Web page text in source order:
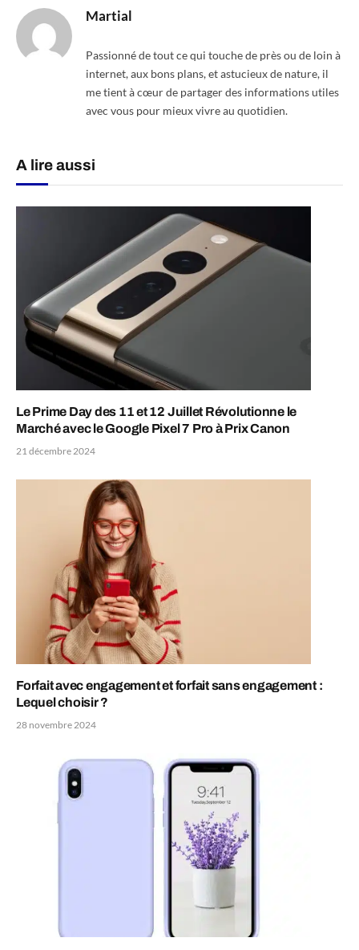
Martial
Passionné de tout ce qui touche de près ou de loin à
internet, aux bons plans, et astucieux de nature, il
me tient à cœur de partager des informations utiles
avec vous pour mieux vivre au quotidien.
A lire aussi
Le Prime Day des 11 et 12 Juillet Révolutionne le
Marché avec le Google Pixel 7 Pro à Prix Canon
21 décembre 2024
Forfait avec engagement et forfait sans engagement :
Lequel choisir ?
28 novembre 2024